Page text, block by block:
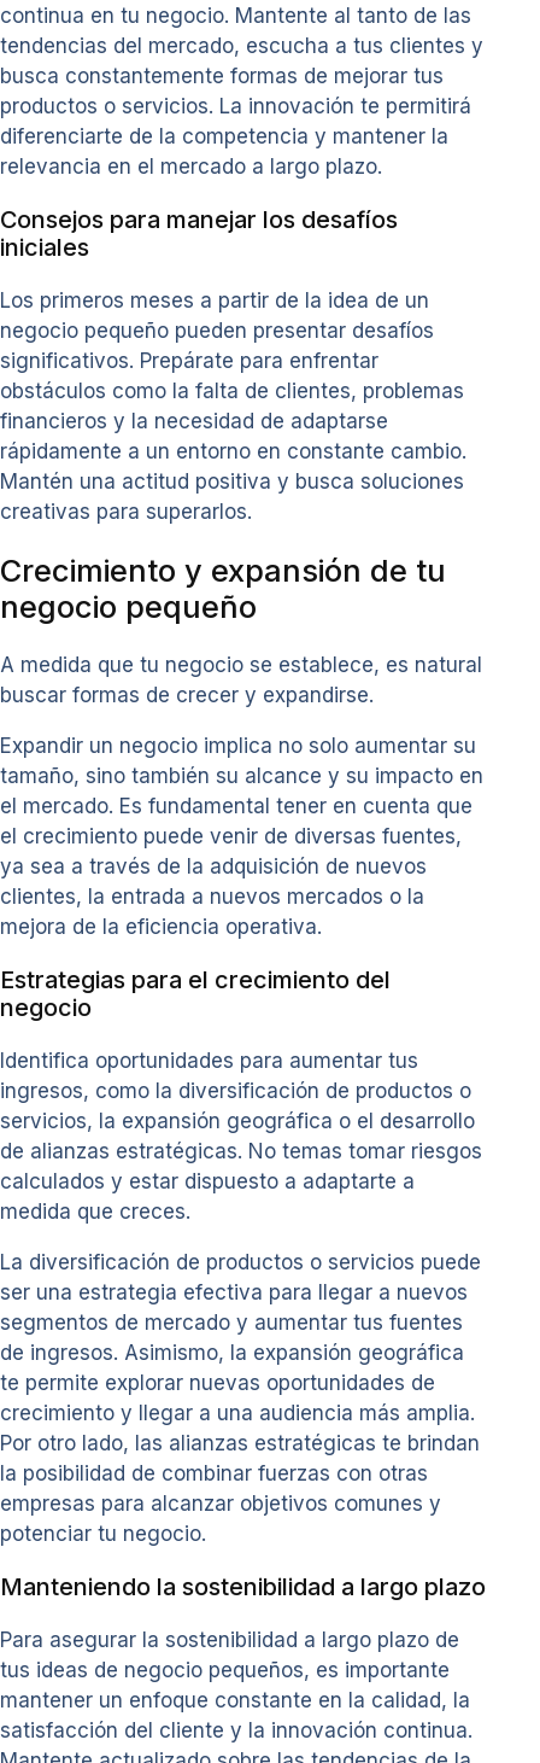
continua en tu negocio. Mantente al tanto de las
tendencias del mercado, escucha a tus clientes y
busca constantemente formas de mejorar tus
productos o servicios. La innovación te permitirá
diferenciarte de la competencia y mantener la
relevancia en el mercado a largo plazo.
Consejos para manejar los desafíos
iniciales
Los primeros meses a partir de la idea de un
negocio pequeño pueden presentar desafíos
significativos. Prepárate para enfrentar
obstáculos como la falta de clientes, problemas
financieros y la necesidad de adaptarse
rápidamente a un entorno en constante cambio.
Mantén una actitud positiva y busca soluciones
creativas para superarlos.
Crecimiento y expansión de tu
negocio pequeño
A medida que tu negocio se establece, es natural
buscar formas de crecer y expandirse.
Expandir un negocio implica no solo aumentar su
tamaño, sino también su alcance y su impacto en
el mercado. Es fundamental tener en cuenta que
el crecimiento puede venir de diversas fuentes,
ya sea a través de la adquisición de nuevos
clientes, la entrada a nuevos mercados o la
mejora de la eficiencia operativa.
Estrategias para el crecimiento del
negocio
Identifica oportunidades para aumentar tus
ingresos, como la diversificación de productos o
servicios, la expansión geográfica o el desarrollo
de alianzas estratégicas. No temas tomar riesgos
calculados y estar dispuesto a adaptarte a
medida que creces.
La diversificación de productos o servicios puede
ser una estrategia efectiva para llegar a nuevos
segmentos de mercado y aumentar tus fuentes
de ingresos. Asimismo, la expansión geográfica
te permite explorar nuevas oportunidades de
crecimiento y llegar a una audiencia más amplia.
Por otro lado, las alianzas estratégicas te brindan
la posibilidad de combinar fuerzas con otras
empresas para alcanzar objetivos comunes y
potenciar tu negocio.
Manteniendo la sostenibilidad a largo plazo
Para asegurar la sostenibilidad a largo plazo de
tus ideas de negocio pequeños, es importante
mantener un enfoque constante en la calidad, la
satisfacción del cliente y la innovación continua.